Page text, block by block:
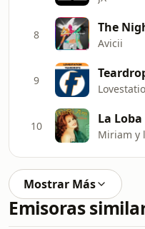
8 The
Avicii
9
10 La Loba
Miriam y
Mostrar Más
Emisoras